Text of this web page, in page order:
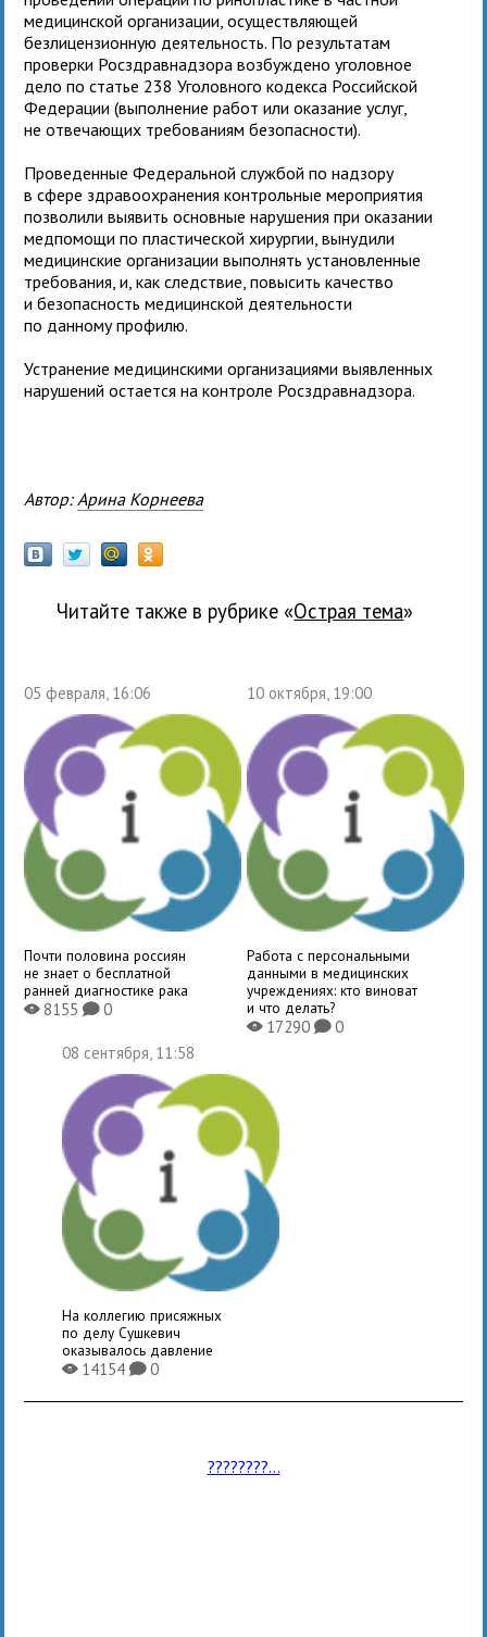
медицинской организации, осуществляющей
безлицензионную деятельность. По результатам
проверки Росздравнадзора возбуждено уголовное
дело по статье 238 Уголовного кодекса Российской
Федерации (выполнение работ или оказание услуг,
не отвечающих требованиям безопасности).
Проведенные Федеральной службой по надзору
в сфере здравоохранения контрольные мероприятия
позволили выявить основные нарушения при оказании
медпомощи по пластической хирургии, вынудили
медицинские организации выполнять установленные
требования, и, как следствие, повысить качество
и безопасность медицинской деятельности
по данному профилю.
Устранение медицинскими организациями выявленных
нарушений остается на контроле Росздравнадзора.
Автор: Арина Корнеева
Читайте также в рубрике « Острая тема»
05 февраля, 16:06
Почти половина россиян
не знает о бесплатной
ранней диагностике рака
X8155K0
10 октября, 19:00
Работа с персональными
данными в медицинских
учреждениях: кто виноват
и что делать?
X17290 K0
08 сентября, 11:58
На коллегию присяжных
по делу Сушкевич
оказывалось давление
X14154K0
????????...